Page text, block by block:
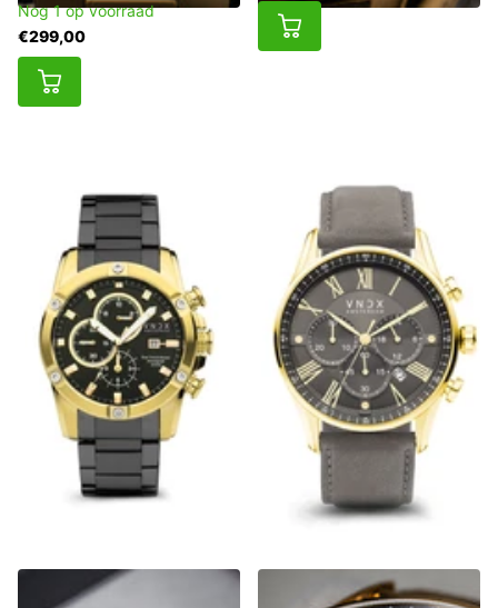
Nog 1 op voorraad
€299,00
Young Rebel Big Boy Staal
The Chief Goud Leder Grijs